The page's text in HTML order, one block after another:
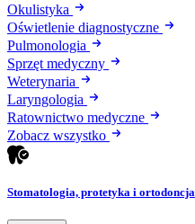
Okulistyka
Oświetlenie diagnostyczne
Pulmonologia
Sprzęt medyczny
Weterynaria
Laryngologia
Ratownictwo medyczne
Zobacz wszystko
Stomatologia, protetyka i ortodoncja